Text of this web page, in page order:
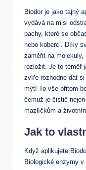
Biodor je jako tajný
vydává na misi
pachy, které se
nebo koberci. Díky
zaměřit na
rozložit. Je to téměř
zvíře rozhodne dát
mýt! To vše přitom
čemuž je čistič
mazlíčkům a
Jak to
Když aplikujete
Biologické enzymy